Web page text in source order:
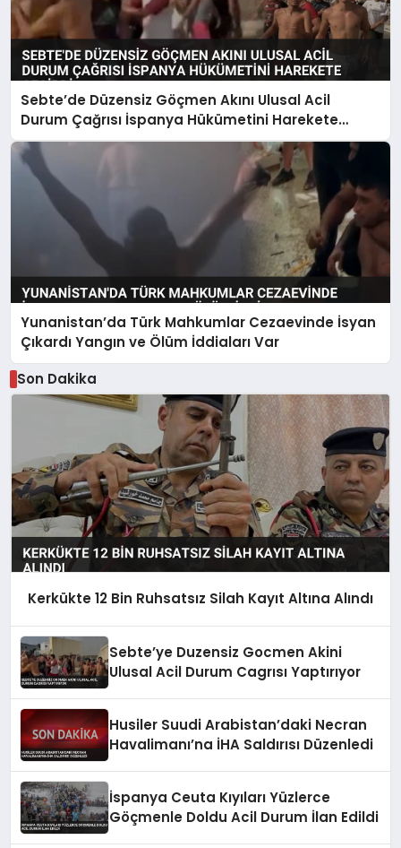
Sebte’de Düzensiz Göçmen Akını Ulusal Acil
Durum Çağrısı İspanya Hükümetini Harekete
Geçirdi
Yunanistan’da Türk Mahkumlar Cezaevinde İsyan
Çıkardı Yangın ve Ölüm İddiaları Var
Son Dakika
Kerkükte 12 Bin Ruhsatsız Silah Kayıt Altına Alındı
Sebte’ye Duzensiz Gocmen Akini
Ulusal Acil Durum Cagrısı Yaptırıyor
Husiler Suudi Arabistan’daki Necran
Havalimanı’na İHA Saldırısı Düzenledi
İspanya Ceuta Kıyıları Yüzlerce
Göçmenle Doldu Acil Durum İlan Edildi